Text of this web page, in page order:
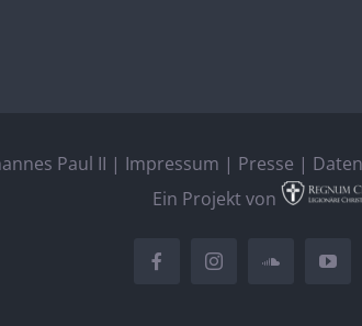
Paul II | Impressum | Presse |
Ein Projekt von
FacebookInstagramSoundCloud